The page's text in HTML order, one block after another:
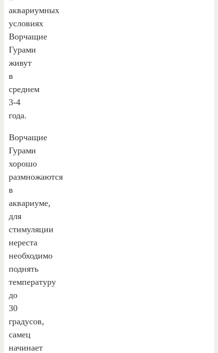
аквариумных
условиях
Ворчащие
Гурами
живут
в
среднем
3-4
года.
Ворчащие
Гурами
хорошо
размножаются
в
аквариуме,
для
стимуляции
нереста
необходимо
поднять
температуру
до
30
градусов,
самец
начинает